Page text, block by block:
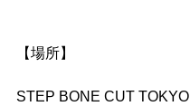
【場所】
STEP BONE CUT TOKYO